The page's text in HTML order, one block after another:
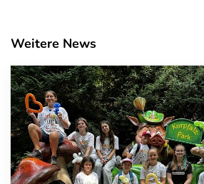
Weitere News